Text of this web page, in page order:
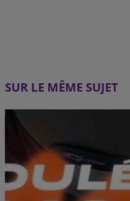
SUR LE MÊME SUJET